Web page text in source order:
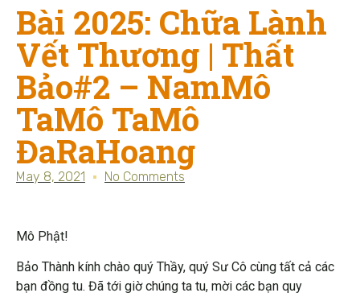
Bài 2025: Chữa Lành
Vết Thương | Thất
Bảo#2 – NamMô
TaMô TaMô
ĐaRaHoang
May 8, 2021 No Comments
Mô Phật!
Bảo Thành kính chào quý Thầy, quý Sư Cô cùng tất cả các
bạn đồng tu. Đã tới giờ chúng ta tu, mời các bạn quy